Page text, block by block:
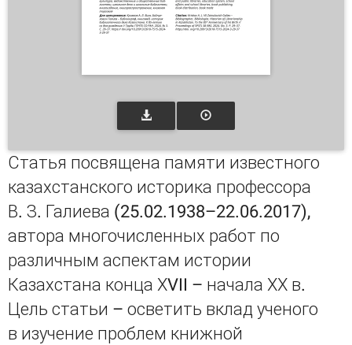
Статья посвящена памяти известного
казахстанского историка профессора
В. З. Галиева (25.02.1938–22.06.2017),
автора многочисленных работ по
различным аспектам истории
Казахстана конца ХVII – начала ХХ в.
Цель статьи – осветить вклад ученого
в изучение проблем книжной